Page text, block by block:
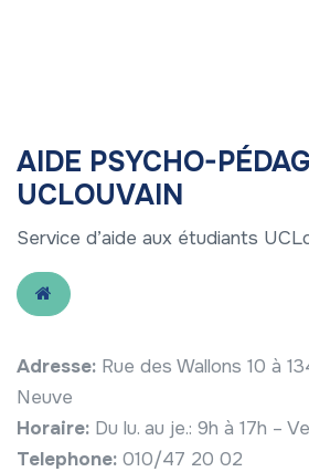
AIDE PSYCHO-
UCLOUVAIN
Service d’aide aux étudiants
Adresse: Rue des Wallons 10 à
Neuve
Horaire: Du lu. au je.: 9h à 17h –
Telephone: 010/47 20 02